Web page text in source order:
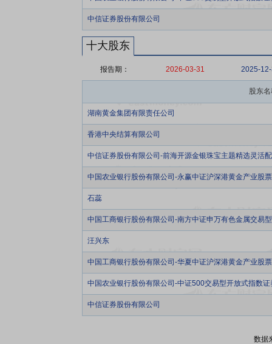
中信证券股份有限公司
十大股东
报告期： 2026-03-31 2025-
股东
湖南黄金集团有限责任公司
香港中央结算有限公司
中信证券股份有限公司-前海开源金银珠宝主题精选灵活
中国农业银行股份有限公司-永赢中证沪深港黄金产业股
石蕊
中国工商银行股份有限公司-南方中证申万有色金属交易
汪兴东
中国工商银行股份有限公司-华夏中证沪深港黄金产业股
中国农业银行股份有限公司-中证500交易型开放式指数
中信证券股份有限公司
数据